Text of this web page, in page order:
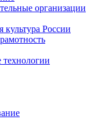
организации
культура России
технологии